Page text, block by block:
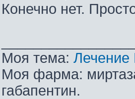
Конечно нет.
Моя тема:
Моя фарма:
габапентин.